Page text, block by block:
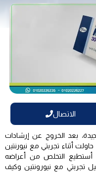
الاتصال
بعد الخروج عن إرشادات
أثناء تجربتي مع نيورنتين
أستطيع التخلص من أعراضه
تجربتي مع نيورونتين وكيف